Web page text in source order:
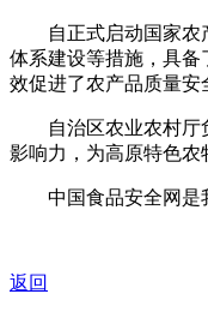
自正式启动国家农产
体系建设等措施，具
效促进了农产品质量安
自治区农业农村厅负
影响力，为高原特色农
中国食品安全网是我
返回